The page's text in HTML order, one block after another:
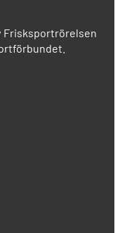
Frisksportrörelsen